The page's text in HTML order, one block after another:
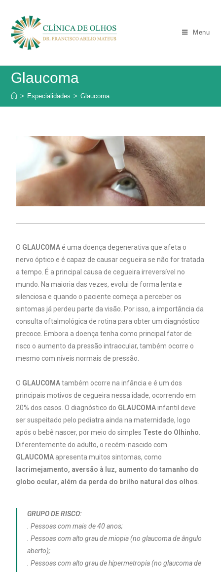
Menu
Glaucoma
> Especialidades > Glaucoma
O GLAUCOMAé uma doença degenerativa que afeta o
nervo óptico e é capaz de causar cegueira se não for tratada
a tempo. É a principal causa de cegueira irreversível no
mundo. Na maioria das vezes, evolui de forma lenta e
silenciosa e quando o paciente começa a perceber os
sintomas já perdeu parte da visão. Por isso, a importância da
consulta oftalmológica de rotina para obter um diagnóstico
precoce. Embora a doença tenha como principal fator de
risco o aumento da pressão intraocular, também ocorre o
mesmo com níveis normais de pressão.
O GLAUCOMAtambém ocorre na infância e é um dos
principais motivos de cegueira nessa idade, ocorrendo em
20% dos casos. O diagnóstico do GLAUCOMAinfantil deve
ser suspeitado pelo pediatra ainda na maternidade, logo
após o bebê nascer, por meio do simples Teste do Olhinho
Diferentemente do adulto, o recém-nascido com
GLAUCOMA apresenta muitos sintomas, como
lacrimejamento, aversão à luz, aumento do tamanho do
globo ocular, além da perda do brilho natural dos olhos
GRUPO DE RISCO:
. Pessoas com mais de 40 anos;
. Pessoas com alto grau de miopia (no glaucoma de ângulo
aberto);
. Pessoas com alto grau de hipermetropia (no glaucoma de